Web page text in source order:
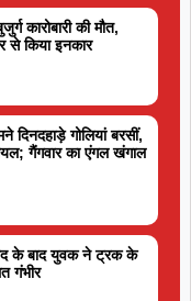
कारोबारी की मौत,
से किया इनकार
दिनदहाड़े गोलियां बरसीं,
गैंगवार का एंगल खंगाल
के बाद युवक ने ट्रक के
गंभीर